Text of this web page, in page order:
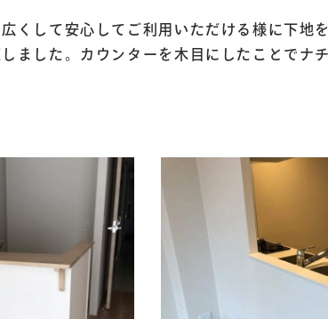
くして安心してご利用いただける様に下地
ました。カウンターを木目にしたことでナ